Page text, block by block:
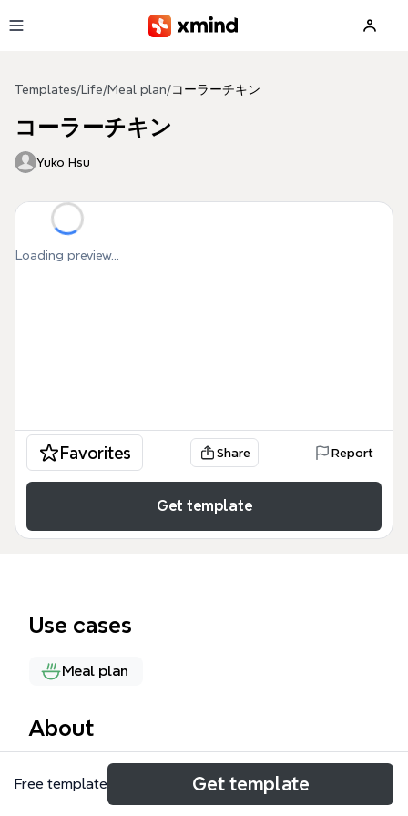
Templates/ Life/Meal plan/コーラーチキン
コーラーチキン
Yuko Hsu
Loading preview...
Favorites Share Report
Get template
Use cases
Meal plan
About
コーラーチキンのレシピをまとめたマインドマップテ
ンプレートです。上海で大人気の簡単レシピで、手間
Free template Get template